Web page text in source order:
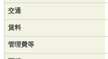
交通
賃料
管理費等